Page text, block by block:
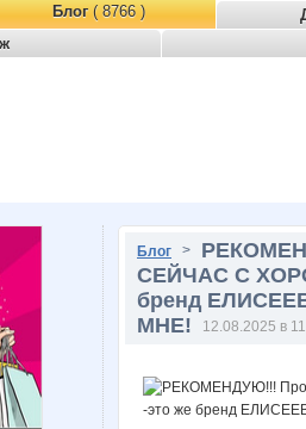
Блог( 8766 )
Блог >
СЕЙЧАС С
бренд
МНЕ!
12.08.2025 в